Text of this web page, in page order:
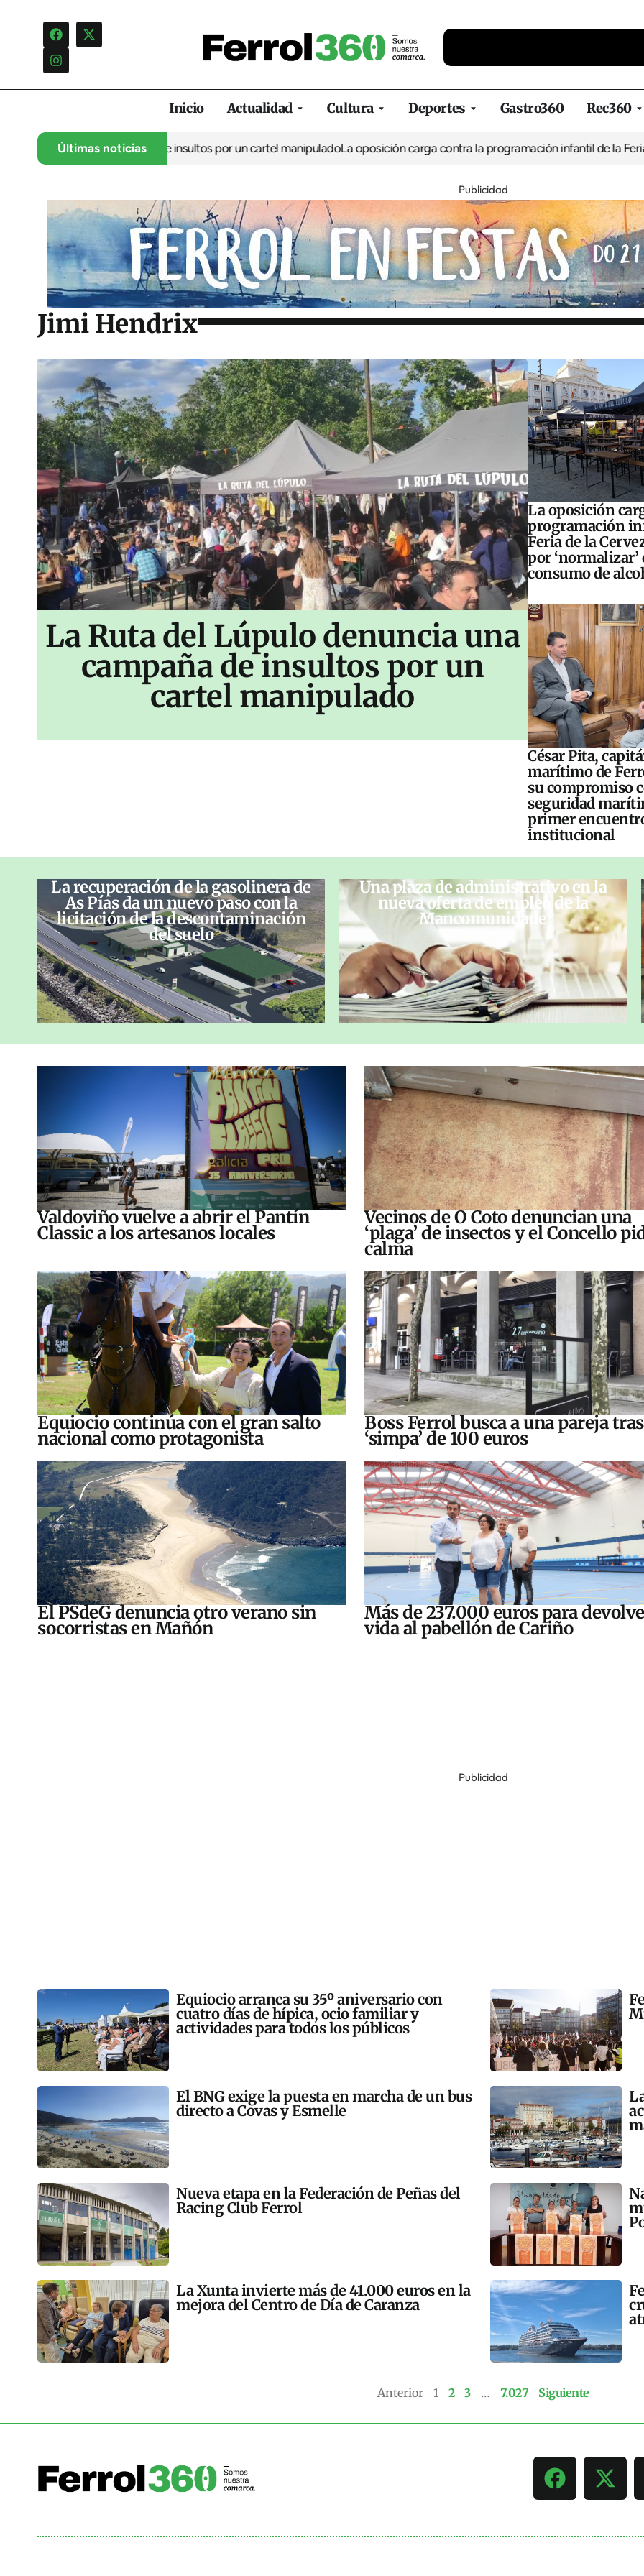
Inicio Actualidad Cultura Deportes Gastro360 Rec360
Últimas noticias
una campaña de insultos por un cartel manipulado La oposición carga contra la programación infantil de la Feria de la
Publicidad
Jimi Hendrix
La Ruta del Lúpulo denuncia una
campaña de insultos por un
cartel manipulado
La oposición
programación
Feria de la
por ‘normalizar’
consumo de
César Pita,
marítimo de
su compromiso
seguridad
primer
institucional
La recuperación de la gasolinera de
As Pías da un nuevo paso con la
licitación de la descontaminación
del suelo
Una plaza de administrativo en la
nueva oferta de empleo de la
Mancomunidade
Valdoviño vuelve a abrir el Pantín
Classic a los artesanos locales
Vecinos de O Coto denuncian una
‘plaga’ de insectos y el Concello
calma
Equiocio continúa con el gran salto
nacional como protagonista
Boss Ferrol busca a una pareja
‘simpa’ de 100 euros
El PSdeG denuncia otro verano sin
socorristas en Mañón
Más de 237.000 euros para
vida al pabellón de Cariño
Publicidad
Equiocio arranca su 35º aniversario con
cuatro días de hípica, ocio familiar y
actividades para todos los públicos
El BNG exige la puesta en marcha de un bus
directo a Covas y Esmelle
Nueva etapa en la Federación de Peñas del
Racing Club Ferrol
La Xunta invierte más de 41.000 euros en la
mejora del Centro de Día de Caranza
Anterior 1 2 3 … 7.027 Siguiente